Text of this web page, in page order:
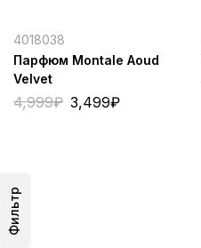
Фильтр
4018038
Парфюм Montale Aoud
Velvet
4,999₽ 3,499₽